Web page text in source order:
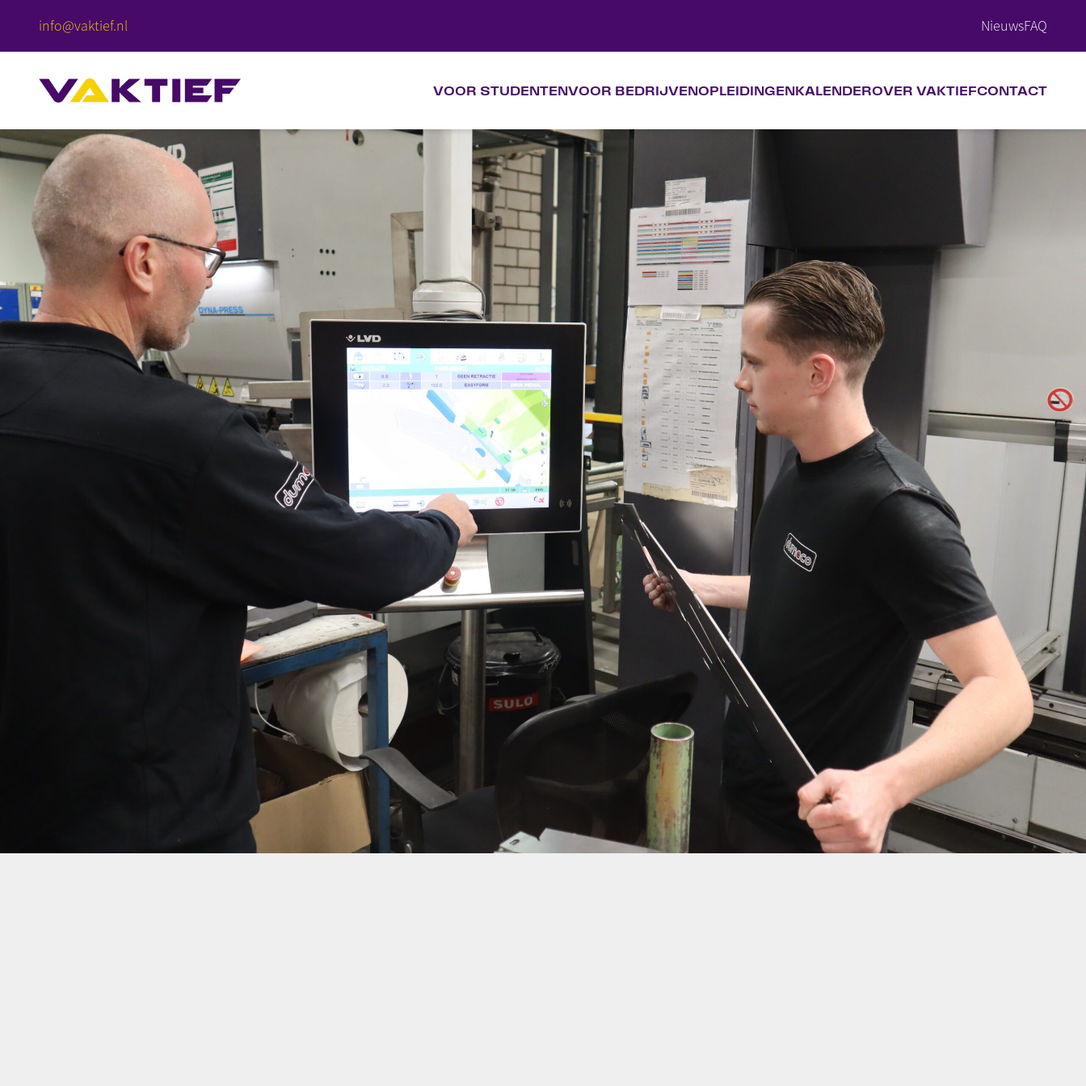
info@vaktief.nl NieuwsFAQ
VOOR STUDENTENVOOR BEDRIJVENOPLEIDINGENKALENDEROVER VAKTIEFCONTACT
VOOR STUDENTEN
VOOR BEDRIJVEN
OPLEIDINGEN
KALENDER
OVER VAKTIEF
CONTACT